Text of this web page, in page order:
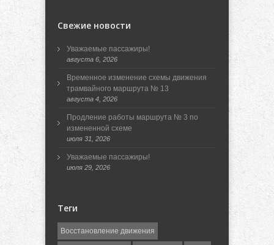
Свежие новости
Уважаемые пассажиры!
августа 6, 2026
Временное изменение схемы движения
трамвайного маршрута № 13
августа 4, 2026
Продление работы маршрута № 3 по
измененной схеме
июля 31, 2026
Уважаемые пассажиры!
июля 29, 2026
Теги
Восстановление движения